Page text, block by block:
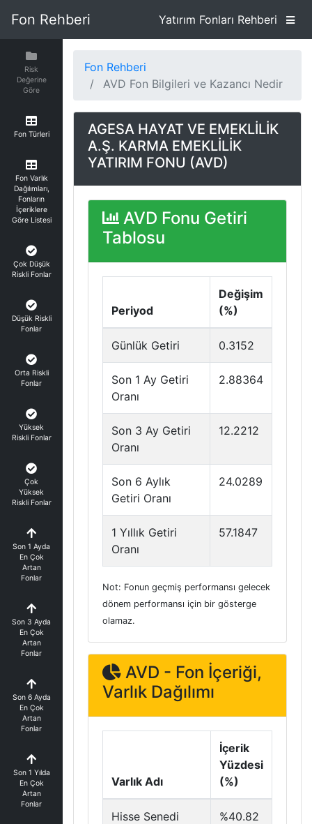
Fon Rehberi Yatırım Fonları Rehberi
Risk
Değerine
Göre
Fon Türleri
Fon Varlık
Dağılımları,
Fonların
İçeriklere
Göre Listesi
Çok Düşük
Riskli Fonlar
Düşük Riskli
Fonlar
Orta Riskli
Fonlar
Yüksek
Riskli Fonlar
Çok
Yüksek
Riskli Fonlar
Son 1 Ayda
En Çok
Artan
Fonlar
Son 3 Ayda
En Çok
Artan
Fonlar
Son 6 Ayda
En Çok
Artan
Fonlar
Son 1 Yılda
En Çok
Artan
Fonlar
Fon Rehberi
AVD Fon Bilgileri ve Kazancı Nedir
AGESA HAYAT VE EMEKLİLİK
A.Ş. KARMA EMEKLİLİK
YATIRIM FONU (AVD)
AVD Fonu Getiri
Tablosu
Periyod
Değişim
(%)
Günlük Getiri 0.3152
Son 1 Ay Getiri
Oranı
2.88364
Son 3 Ay Getiri
Oranı
12.2212
Son 6 Aylık
Getiri Oranı
24.0289
1 Yıllık Getiri
Oranı
57.1847
Not: Fonun geçmiş performansı gelecek
dönem performansı için bir gösterge
olamaz.
AVD - Fon İçeriği,
Varlık Dağılımı
Varlık Adı
İçerik
Yüzdesi
(%)
Hisse Senedi %40.82